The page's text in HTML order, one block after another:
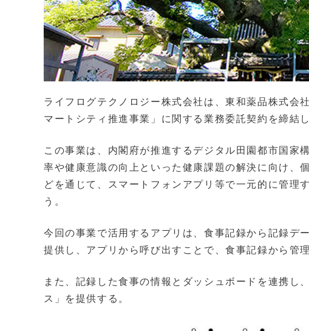
ライフログテクノロジー株式会社は、東和薬品株式会
マートシティ推進事業」に関する業務委託契約を締結
この事業は、内閣府が推進するデジタル田園都市国家
率や健康意識の向上といった健康課題の解決に向け、
どを通じて、スマートフォンアプリ等で一元的に管理
う。
今回の事業で活用するアプリは、食事記録から記録デ
提供し、アプリから呼び出すことで、食事記録から管
また、記録した食事の情報とダッシュボードを連携し
ス」を提供する。